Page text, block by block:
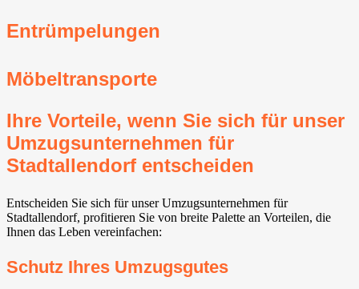
Entrümpelungen
Möbeltransporte
Ihre Vorteile, wenn Sie sich für unser
Umzugsunternehmen für
Stadtallendorf entscheiden
Entscheiden Sie sich für unser Umzugsunternehmen für
Stadtallendorf, profitieren Sie von breite Palette an Vorteilen, die
Ihnen das Leben vereinfachen:
Schutz Ihres Umzugsgutes